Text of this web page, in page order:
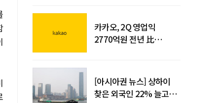
카카오, 2Q 영업익
2770억원 전년 比
[아시아권 뉴스] 상하이
찾은 외국인 22% 늘고